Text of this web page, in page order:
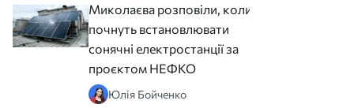
Миколаєва розповіли, коли
почнуть встановлювати
сонячні електростанції за
проєктом НЕФКО
Юлія Бойченко